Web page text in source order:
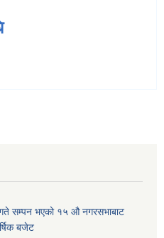
सम्पन भएको १५ ‍‍‍औ नगरसभाबाट
बजेट